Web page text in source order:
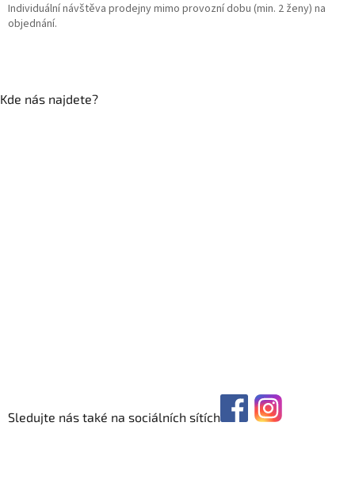
Individuální návštěva prodejny mimo provozní dobu (min. 2 ženy) na
objednání.
Kde nás najdete?
Sledujte nás také na sociálních sítích